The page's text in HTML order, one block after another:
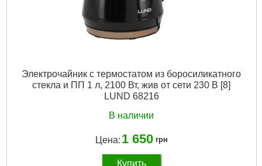
Электрочайник с термостатом из боросиликатного
стекла и ПП 1 л, 2100 Вт, жив от сети 230 В [8]
LUND 68216
В наличии
Цена: 1 650 грн
Купить